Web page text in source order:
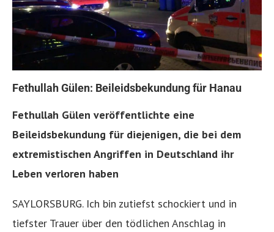
Fethullah Gülen: Beileidsbekundung für Hanau
Fethullah Gülen veröffentlichte eine
Beileidsbekundung für diejenigen, die bei dem
extremistischen Angriffen in Deutschland ihr
Leben verloren haben
SAYLORSBURG. Ich bin zutiefst schockiert und in
tiefster Trauer über den tödlichen Anschlag in